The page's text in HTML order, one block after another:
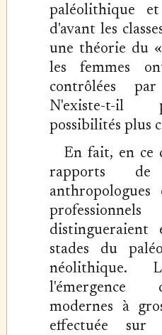
paléolithique
d'avant les
une théorie du
les femmes
contrôlées
N'existe-t-il
possibilités plus
En fait, en ce
rapports
anthropologues
professionnels
distingueraient
stades du
l'émergence
modernes à
effectuée